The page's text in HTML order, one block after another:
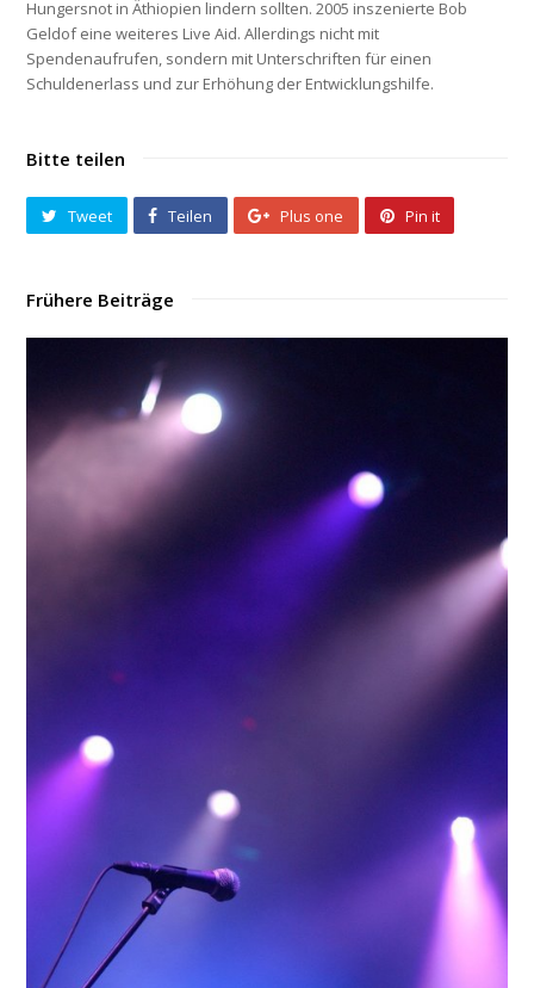
Hungersnot in Äthiopien lindern sollten. 2005 inszenierte Bob
Geldof eine weiteres Live Aid. Allerdings nicht mit
Spendenaufrufen, sondern mit Unterschriften für einen
Schuldenerlass und zur Erhöhung der Entwicklungshilfe.
Bitte teilen
Tweet Teilen Plus one Pin it
Frühere Beiträge